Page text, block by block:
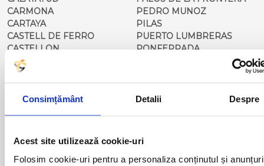
Consimțământ Detalii Despre
Acest site utilizează cookie-uri
Folosim cookie-uri pentru a personaliza conținutul și
CARMONA
CARTAYA
CASTELL DE FERRO
CASTELLON
CORDOBA
CORRAL DE ALMAGUER
COSLADA
CARBONERO EL MAYOR
ECIJA
EL BAIX L'EBRE
EL EJIDO
PEDRO MUNOZ
PILAS
PUERTO LUMBRERAS
PONFERRADA
PORTA DE BARCELONA
QUINTENAR DE LA ORDEN
ROCIANA DEL CONDATO
ROQUETAS DEL MAR
SAGUNTO